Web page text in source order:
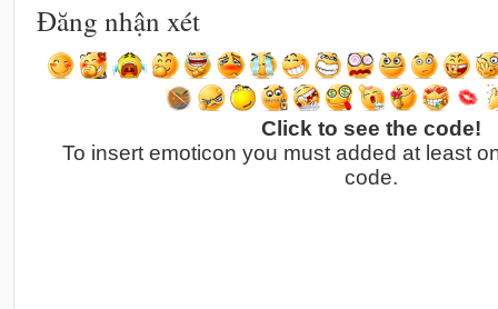
Đăng nhận xét
Click to see the code!
To insert emoticon you must added at least
code.